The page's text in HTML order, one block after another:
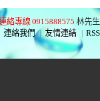
絡專線 0915888575 林先生
連絡我們 | 友情連結 | RSS